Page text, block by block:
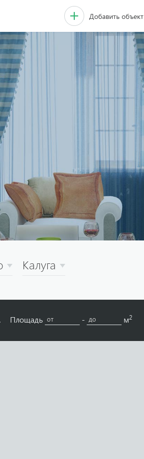
Добавить объект
Калуга
Площадь - м2